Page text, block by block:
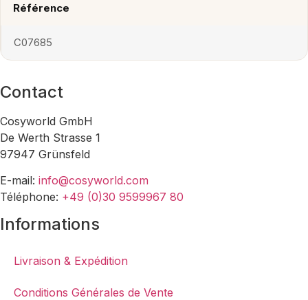
Référence
C07685
Contact
Cosyworld GmbH
De Werth Strasse 1
97947 Grünsfeld
E-mail: info@cosyworld.com
Téléphone: +49 (0)30 9599967 80
Informations
Livraison & Expédition
Conditions Générales de Vente